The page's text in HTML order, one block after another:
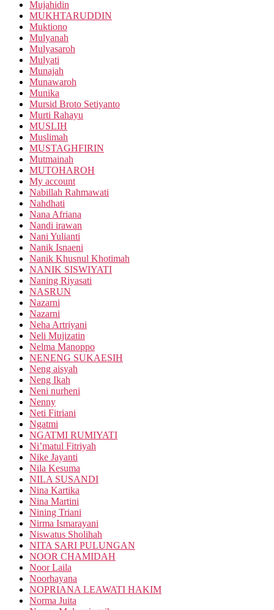
Mujahidin
MUKHTARUDDIN
Muktiono
Mulyanah
Mulyasaroh
Mulyati
Munajah
Munawaroh
Munika
Mursid Broto Setiyanto
Murti Rahayu
MUSLIH
Muslimah
MUSTAGHFIRIN
Mutmainah
MUTOHAROH
My account
Nabillah Rahmawati
Nahdhati
Nana Afriana
Nandi irawan
Nani Yulianti
Nanik Isnaeni
Nanik Khusnul Khotimah
NANIK SISWIYATI
Naning Riyasati
NASRUN
Nazarni
Nazarni
Neha Artriyani
Neli Mujizatin
Nelma Manoppo
NENENG SUKAESIH
Neng aisyah
Neng Ikah
Neni nurheni
Nenny
Neti Fitriani
Ngatmi
NGATMI RUMIYATI
Ni’matul Fitriyah
Nike Jayanti
Nila Kesuma
NILA SUSANDI
Nina Kartika
Nina Martini
Nining Triani
Nirma Ismarayani
Niswatus Sholihah
NITA SARI PULUNGAN
NOOR CHAMIDAH
Noor Laila
Noorhayana
NOPRIANA LEAWATI HAKIM
Norma Juita